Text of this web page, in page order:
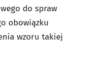
do spraw
obowiązku
wzoru takiej